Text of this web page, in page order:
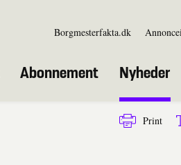
Borgmesterfakta.dk
Abonnement Nyheder
Print